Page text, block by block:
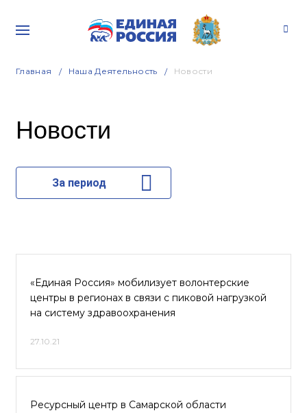
Главная Наша Деятельность Новости
Новости
За период
«Единая Россия» мобилизует волонтерские
центры в регионах в связи с пиковой нагрузкой
на систему здравоохранения
27.10.21
Ресурсный центр в Самарской области